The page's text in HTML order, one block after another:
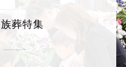
葬特集